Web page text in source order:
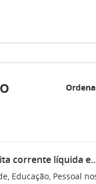
corrente líquida
Educação, Pessoal